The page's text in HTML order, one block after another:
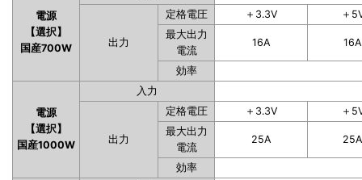
電源
【選択】
国産700W
出力
定格電圧 ＋3.3V
＋
最大出力
電流
16A 16A
効率
電源
【選択】
国産1000W
入力
出力
定格電圧 ＋3.3V
＋
最大出力
電流
25A 25A
効率